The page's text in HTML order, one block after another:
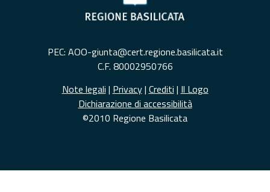
PEC: AOO-giunta@cert.regione.basilicata.it
C.F. 80002950766
Note legali | Privacy| Crediti | Il Logo
Dichiarazione di accessibilità
©2010 Regione Basilicata